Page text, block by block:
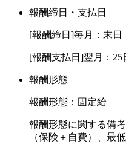
当院は、常に自分たちの理
向上心を持ち続け「学ぶ姿
患者様一人ひとりに合った
科医療を提供することで
報酬締日・支払日
[報酬締日]毎月：末日
[報酬支払日]翌月：25
報酬形態
報酬形態：固定給
報酬形態に関する備
（保険＋自費）、最